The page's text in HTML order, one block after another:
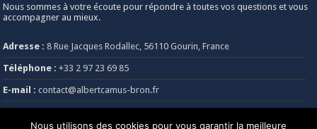
Nous sommes à votre écoute pour répondre à toutes vos questions et vous
accompagner au mieux.
Adresse : 8 Rue Jacques Rodallec, 56110 Gourin, France
Téléphone : +33 2 97 23 69 85
E-mail : contact@albertcamus-bron.fr
Nous utilisons des cookies pour vous garantir la meilleure